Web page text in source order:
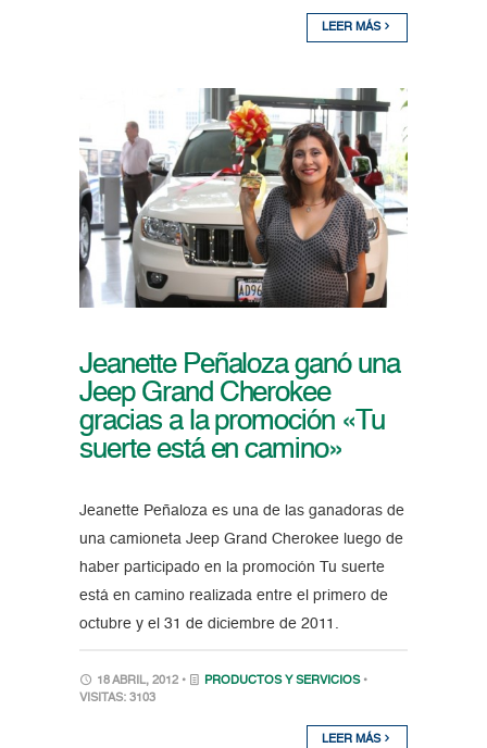
LEER MÁS
Jeanette Peñaloza ganó una
Jeep Grand Cherokee
gracias a la promoción «Tu
suerte está en camino»
Jeanette Peñaloza es una de las ganadoras de
una camioneta Jeep Grand Cherokee luego de
haber participado en la promoción Tu suerte
está en camino realizada entre el primero de
octubre y el 31 de diciembre de 2011.
18 ABRIL, 2012 • PRODUCTOS Y SERVICIOS •
VISITAS: 3103
LEER MÁS